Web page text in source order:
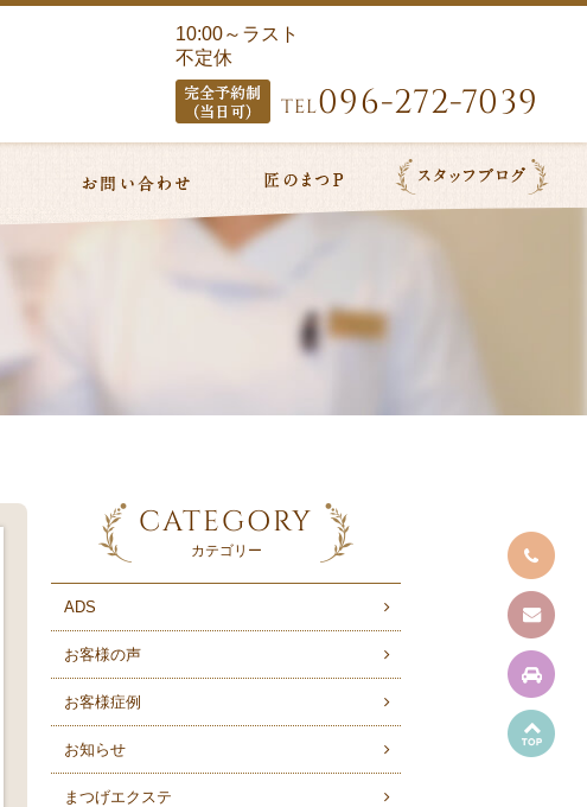
10:00～ラスト
不定休
TEL096-272-7039
CATEGORY
カテゴリー
ADS
お客様の声
お客様症例
お知らせ
まつげエクステ